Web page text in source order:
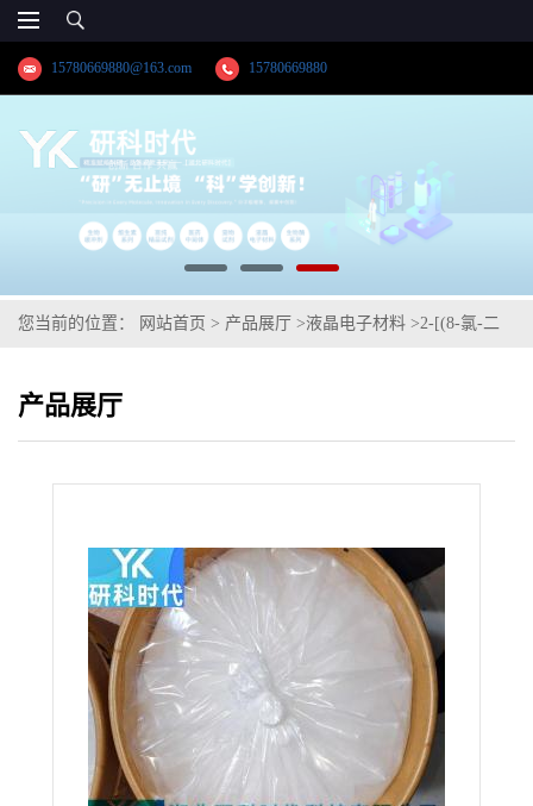
15780669880@163.com 15780669880
您当前的位置： 网站首页 > 产品展厅 >液晶电子材料 >2-[(8-氯-二
产品展厅